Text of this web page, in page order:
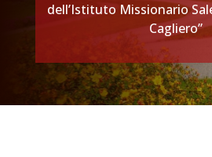
dell’Istituto Missionario
Cagliero”